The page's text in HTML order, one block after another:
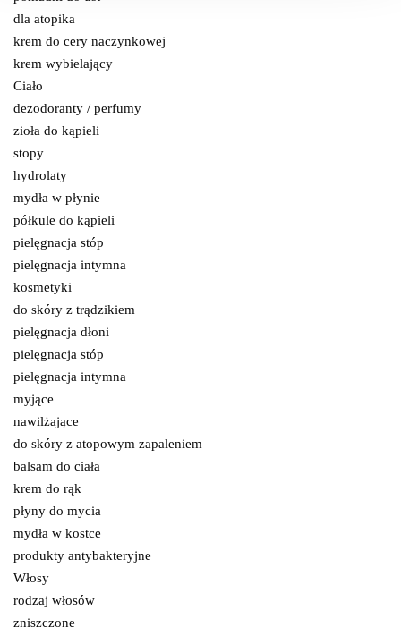
dla atopika
krem do cery naczynkowej
krem wybielający
Ciało
dezodoranty / perfumy
zioła do kąpieli
stopy
hydrolaty
mydła w płynie
półkule do kąpieli
pielęgnacja stóp
pielęgnacja intymna
kosmetyki
do skóry z trądzikiem
pielęgnacja dłoni
pielęgnacja stóp
pielęgnacja intymna
myjące
nawilżające
do skóry z atopowym zapaleniem
balsam do ciała
krem do rąk
płyny do mycia
mydła w kostce
produkty antybakteryjne
Włosy
rodzaj włosów
zniszczone